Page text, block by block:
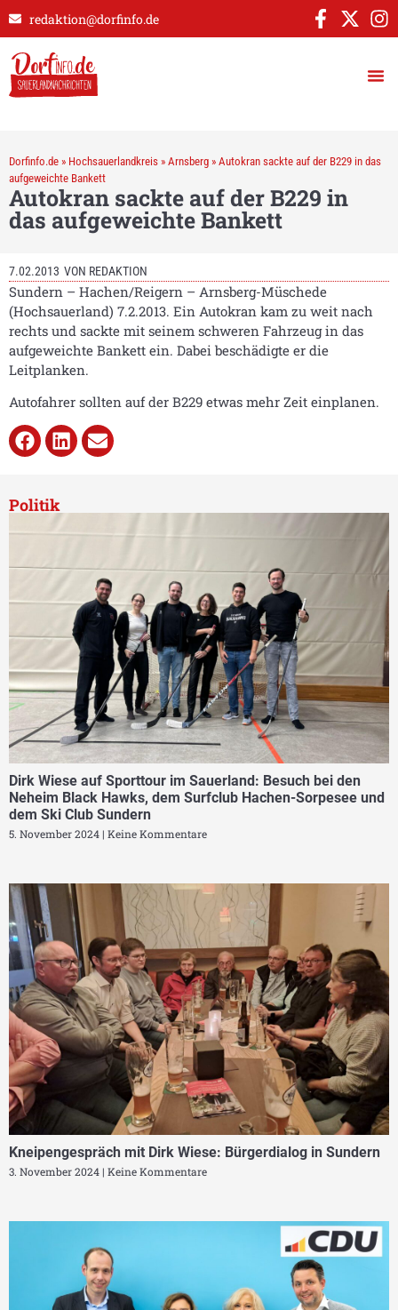
redaktion@dorfinfo.de
Dorfinfo.de » Hochsauerlandkreis » Arnsberg » Autokran sackte auf der B229 in das
aufgeweichte Bankett
Autokran sackte auf der B229 in
das aufgeweichte Bankett
7.02.2013 VON REDAKTION
Sundern – Hachen/Reigern – Arnsberg-Müschede
(Hochsauerland) 7.2.2013. Ein Autokran kam zu weit nach
rechts und sackte mit seinem schweren Fahrzeug in das
aufgeweichte Bankett ein. Dabei beschädigte er die
Leitplanken.
Autofahrer sollten auf der B229 etwas mehr Zeit einplanen.
Politik
Dirk Wiese auf Sporttour im Sauerland: Besuch bei den
Neheim Black Hawks, dem Surfclub Hachen-Sorpesee und
dem Ski Club Sundern
5. November 2024 Keine Kommentare
Kneipengespräch mit Dirk Wiese: Bürgerdialog in Sundern
3. November 2024 Keine Kommentare